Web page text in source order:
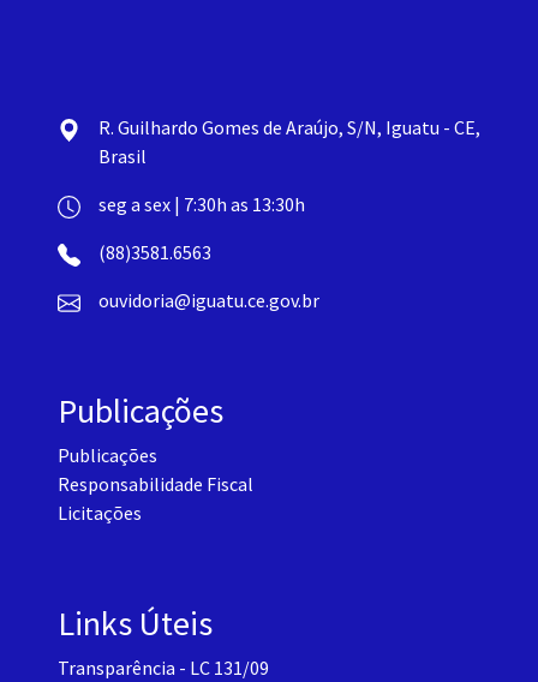
R. Guilhardo Gomes de Araújo, S/N, Iguatu - CE,
Brasil
seg a sex | 7:30h as 13:30h
(88)3581.6563
ouvidoria@iguatu.ce.gov.br
Publicações
Publicações
Responsabilidade Fiscal
Licitações
Links Úteis
Transparência - LC 131/09